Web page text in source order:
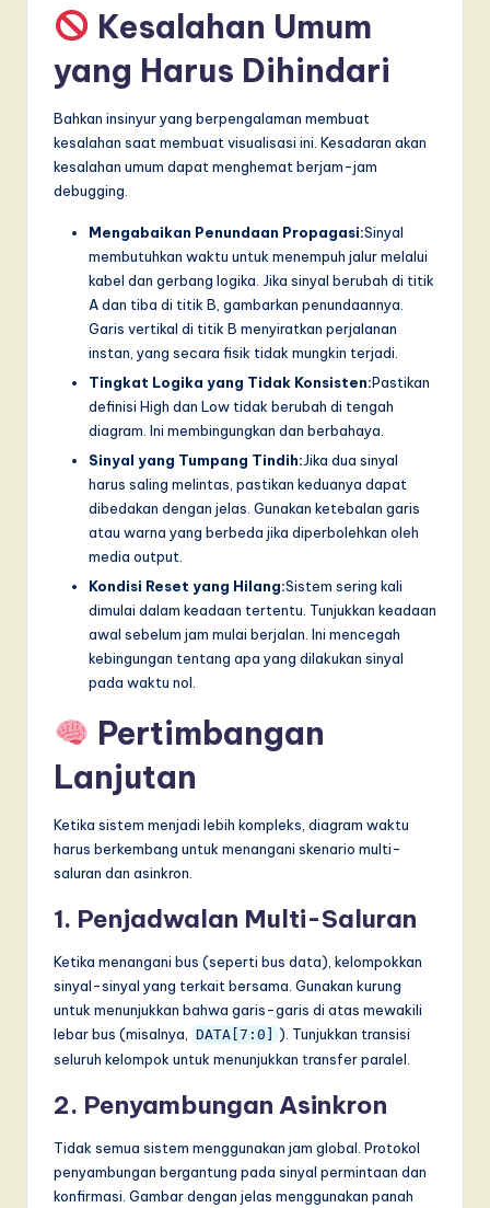
Kesalahan Umum
yang Harus Dihindari
Bahkan insinyur yang berpengalaman membuat
kesalahan saat membuat visualisasi ini. Kesadaran akan
kesalahan umum dapat menghemat berjam-jam
debugging.
Mengabaikan Penundaan Propagasi:Sinyal
membutuhkan waktu untuk menempuh jalur melalui
kabel dan gerbang logika. Jika sinyal berubah di titik
A dan tiba di titik B, gambarkan penundaannya.
Garis vertikal di titik B menyiratkan perjalanan
instan, yang secara fisik tidak mungkin terjadi.
Tingkat Logika yang Tidak Konsisten:Pastikan
definisi High dan Low tidak berubah di tengah
diagram. Ini membingungkan dan berbahaya.
Sinyal yang Tumpang Tindih:Jika dua sinyal
harus saling melintas, pastikan keduanya dapat
dibedakan dengan jelas. Gunakan ketebalan garis
atau warna yang berbeda jika diperbolehkan oleh
media output.
Kondisi Reset yang Hilang:Sistem sering kali
dimulai dalam keadaan tertentu. Tunjukkan keadaan
awal sebelum jam mulai berjalan. Ini mencegah
kebingungan tentang apa yang dilakukan sinyal
pada waktu nol.
Pertimbangan
Lanjutan
Ketika sistem menjadi lebih kompleks, diagram waktu
harus berkembang untuk menangani skenario multi-
saluran dan asinkron.
1. Penjadwalan Multi-Saluran
Ketika menangani bus (seperti bus data), kelompokkan
sinyal-sinyal yang terkait bersama. Gunakan kurung
untuk menunjukkan bahwa garis-garis di atas mewakili
lebar bus (misalnya,
DATA[7:0]
). Tunjukkan transisi
seluruh kelompok untuk menunjukkan transfer paralel.
2. Penyambungan Asinkron
Tidak semua sistem menggunakan jam global. Protokol
penyambungan bergantung pada sinyal permintaan dan
konfirmasi. Gambar dengan jelas menggunakan panah